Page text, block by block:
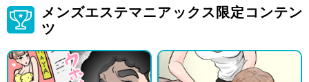
メンズエステマニアックス限定コンテン
ツ